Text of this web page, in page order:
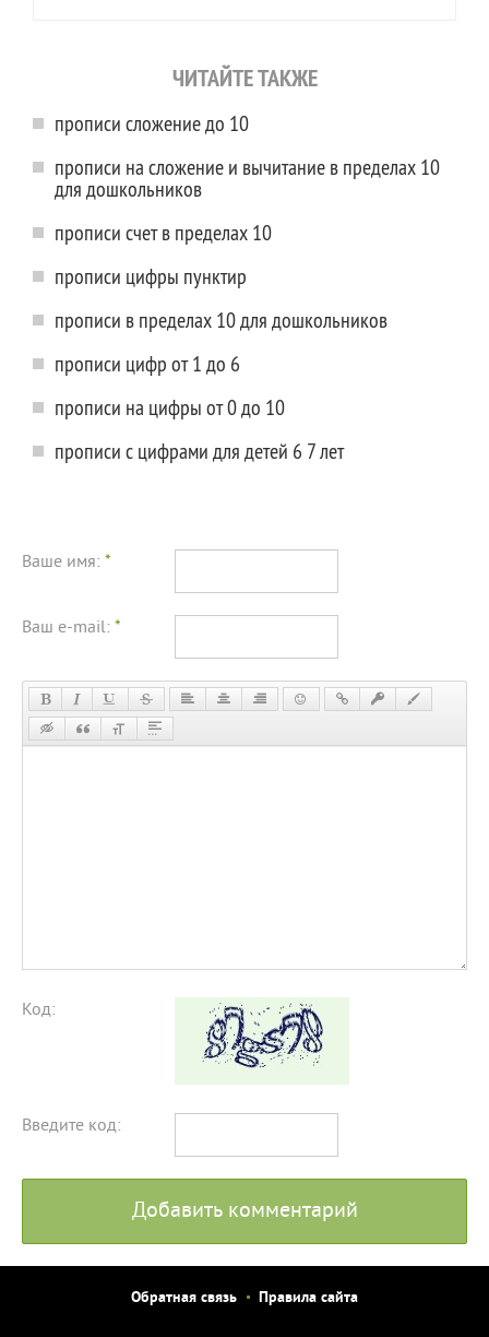
ЧИТАЙТЕ ТАКЖЕ
прописи сложение до 10
прописи на сложение и вычитание в пределах 10
для дошкольников
прописи счет в пределах 10
прописи цифры пунктир
прописи в пределах 10 для дошкольников
прописи цифр от 1 до 6
прописи на цифры от 0 до 10
прописи с цифрами для детей 6 7 лет
Ваше имя: *
Ваш e-mail: *
Код:
Введите код:
Добавить комментарий
Обратная связь Правила сайта